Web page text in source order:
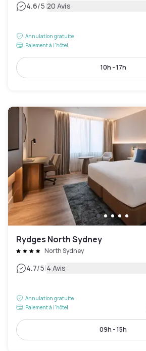
4.6/5|20 Avis
Annulation gratuite
Paiement à l'hôtel
10h - 17h
Rydges North Sydney
North Sydney
4.7/5|4 Avis
Annulation gratuite
Paiement à l'hôtel
09h - 15h